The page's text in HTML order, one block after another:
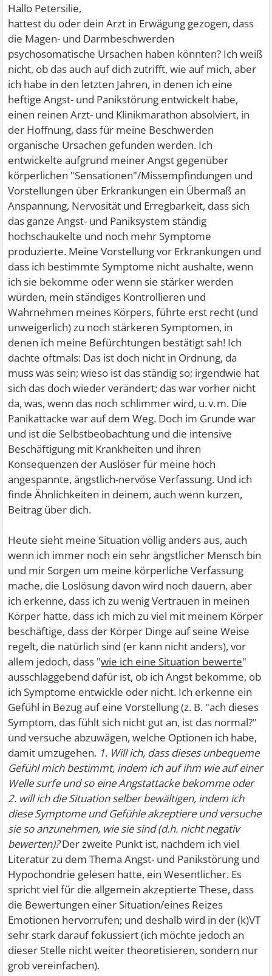
Hallo Petersilie,
hattest du oder dein Arzt in Erwägung gezogen, dass
die Magen- und Darmbeschwerden
psychosomatische Ursachen haben könnten? Ich weiß
nicht, ob das auch auf dich zutrifft, wie auf mich, aber
ich habe in den letzten Jahren, in denen ich eine
heftige Angst- und Panikstörung entwickelt habe,
einen reinen Arzt- und Klinikmarathon absolviert, in
der Hoffnung, dass für meine Beschwerden
organische Ursachen gefunden werden. Ich
entwickelte aufgrund meiner Angst gegenüber
körperlichen "Sensationen"/Missempfindungen und
Vorstellungen über Erkrankungen ein Übermaß an
Anspannung, Nervosität und Erregbarkeit, dass sich
das ganze Angst- und Paniksystem ständig
hochschaukelte und noch mehr Symptome
produzierte. Meine Vorstellung vor Erkrankungen und
dass ich bestimmte Symptome nicht aushalte, wenn
ich sie bekomme oder wenn sie stärker werden
würden, mein ständiges Kontrollieren und
Wahrnehmen meines Körpers, führte erst recht (und
unweigerlich) zu noch stärkeren Symptomen, in
denen ich meine Befürchtungen bestätigt sah! Ich
dachte oftmals: Das ist doch nicht in Ordnung, da
muss was sein; wieso ist das ständig so; irgendwie hat
sich das doch wieder verändert; das war vorher nicht
da, was, wenn das noch schlimmer wird, u. v. m. Die
Panikattacke war auf dem Weg. Doch im Grunde war
und ist die Selbstbeobachtung und die intensive
Beschäftigung mit Krankheiten und ihren
Konsequenzen der Auslöser für meine hoch
angespannte, ängstlich-nervöse Verfassung. Und ich
finde Ähnlichkeiten in deinem, auch wenn kurzen,
Beitrag über dich.
Heute sieht meine Situation völlig anders aus, auch
wenn ich immer noch ein sehr ängstlicher Mensch bin
und mir Sorgen um meine körperliche Verfassung
mache, die Loslösung davon wird noch dauern, aber
ich erkenne, dass ich zu wenig Vertrauen in meinen
Körper hatte, dass ich mich zu viel mit meinem Körper
beschäftige, dass der Körper Dinge auf seine Weise
regelt, die natürlich sind (er kann nicht anders), vor
allem jedoch, dass "wie ich eine Situation bewerte"
ausschlaggebend dafür ist, ob ich Angst bekomme, ob
ich Symptome entwickle oder nicht. Ich erkenne ein
Gefühl in Bezug auf eine Vorstellung (z. B. "ach dieses
Symptom, das fühlt sich nicht gut an, ist das normal?"
und versuche abzuwägen, welche Optionen ich habe,
damit umzugehen. 1. Will ich, dass dieses unbequeme
Gefühl mich bestimmt, indem ich auf ihm wie auf einer
Welle surfe und so eine Angstattacke bekomme oder
2. will ich die Situation selber bewältigen, indem ich
diese Symptome und Gefühle akzeptiere und versuche
sie so anzunehmen, wie sie sind (d.h. nicht negativ
bewerten)?Der zweite Punkt ist, nachdem ich viel
Literatur zu dem Thema Angst- und Panikstörung und
Hypochondrie gelesen hatte, ein Wesentlicher. Es
spricht viel für die allgemein akzeptierte These, dass
die Bewertungen einer Situation/eines Reizes
Emotionen hervorrufen; und deshalb wird in der (k)VT
sehr stark darauf fokussiert (ich möchte jedoch an
dieser Stelle nicht weiter theoretisieren, sondern nur
grob vereinfachen).